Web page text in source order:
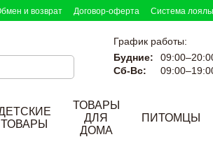
и возврат Договор-оферта
Система
График работы:
Будние:
Сб-Вс:
ТОВАРЫ
ТОВАРЫ
ДЛЯ
ДОМА
ПИТОМЦЫ